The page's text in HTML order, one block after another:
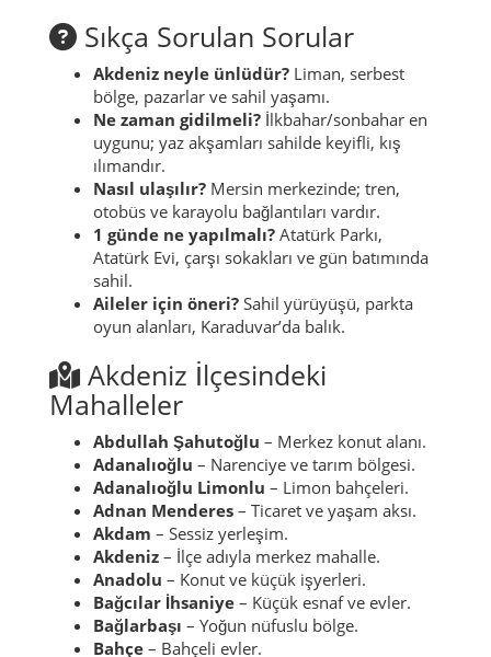
Sıkça Sorulan Sorular
Akdeniz neyle ünlüdür? Liman, serbest
bölge, pazarlar ve sahil yaşamı.
Ne zaman gidilmeli? İlkbahar/sonbahar en
uygunu; yaz akşamları sahilde keyifli, kış
ılımandır.
Nasıl ulaşılır? Mersin merkezinde; tren,
otobüs ve karayolu bağlantıları vardır.
1 günde ne yapılmalı? Atatürk Parkı,
Atatürk Evi, çarşı sokakları ve gün batımında
sahil.
Aileler için öneri? Sahil yürüyüşü, parkta
oyun alanları, Karaduvar’da balık.
Akdeniz İlçesindeki
Mahalleler
Abdullah Şahutoğlu – Merkez konut alanı.
Adanalıoğlu – Narenciye ve tarım bölgesi.
Adanalıoğlu Limonlu – Limon bahçeleri.
Adnan Menderes – Ticaret ve yaşam aksı.
Akdam – Sessiz yerleşim.
Akdeniz – İlçe adıyla merkez mahalle.
Anadolu – Konut ve küçük işyerleri.
Bağcılar İhsaniye – Küçük esnaf ve evler.
Bağlarbaşı – Yoğun nüfuslu bölge.
Bahçe – Bahçeli evler.